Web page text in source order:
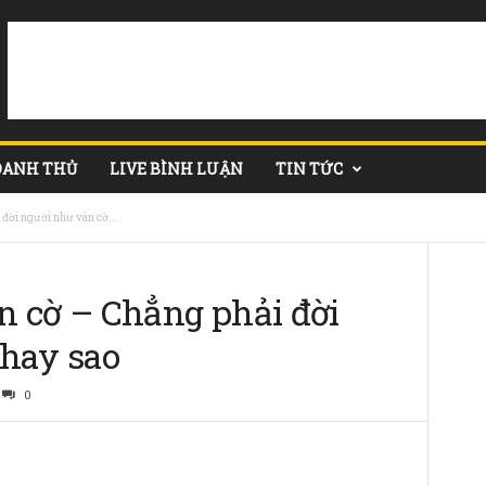
THỦ LIVE BÌNH LUẬN TIN TỨC
người như ván cờ...
cờ – Chẳng phải đời
sao
0